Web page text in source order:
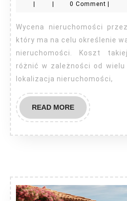
wycena
przez
0 Comment
Wycena nieruchomości przez biegłego to proces,
który ma na celu określenie
nieruchomości. Koszt
różnić w zależności od
lokalizacja nieruchomości,
READ MOREREAD
MORE